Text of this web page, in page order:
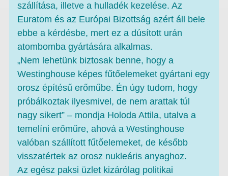
szállítása, illetve a hulladék kezelése. Az
Euratom és az Európai Bizottság azért áll bele
ebbe a kérdésbe, mert ez a dúsított urán
atombomba gyártására alkalmas.
„Nem lehetünk biztosak benne, hogy a
Westinghouse képes fűtőelemeket gyártani egy
orosz építésű erőműbe. Én úgy tudom, hogy
próbálkoztak ilyesmivel, de nem arattak túl
nagy sikert” – mondja Holoda Attila, utalva a
temelíni erőműre, ahová a Westinghouse
valóban szállított fűtőelemeket, de később
visszatértek az orosz nukleáris anyaghoz.
Az egész paksi üzlet kizárólag politikai